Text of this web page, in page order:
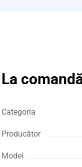
La
Categoria
Producător
Model